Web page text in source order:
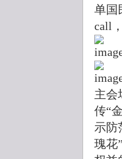
单国
call
主会
传“
示防
瑰花